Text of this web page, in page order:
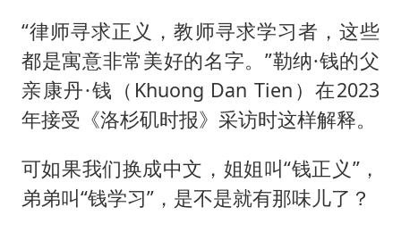
“律师寻求正义，教师寻求学习者，这些
都是寓意非常美好的名字。”勒纳·钱的父
亲康丹·钱（Khuong Dan Tien）在2023
年接受《洛杉矶时报》采访时这样解释。
可如果我们换成中文，姐姐叫“钱正义”，
弟弟叫“钱学习”，是不是就有那味儿了？